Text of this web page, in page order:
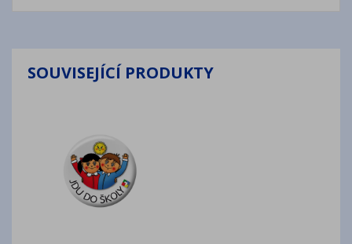
SOUVISEJÍCÍ PRODUKTY